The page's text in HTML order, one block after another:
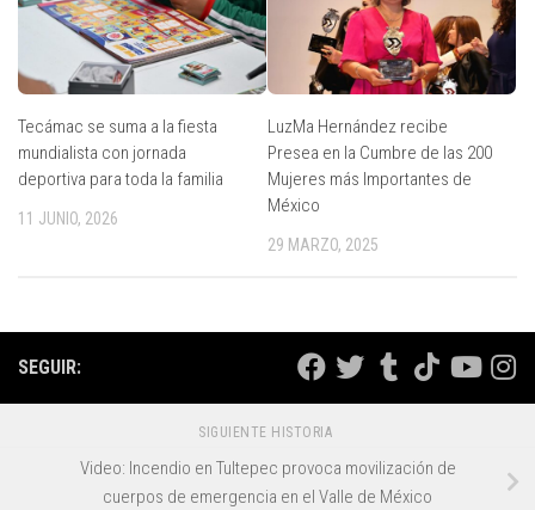
Tecámac se suma a la fiesta
mundialista con jornada
deportiva para toda la familia
11 JUNIO, 2026
LuzMa Hernández recibe
Presea en la Cumbre de las 200
Mujeres más Importantes de
México
29 MARZO, 2025
SEGUIR:
SIGUIENTE HISTORIA
Video: Incendio en Tultepec provoca movilización de
cuerpos de emergencia en el Valle de México